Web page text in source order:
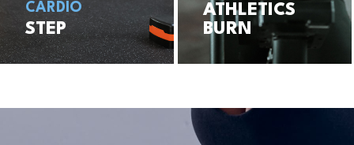
CARDIO
STEP
ATHLETICS
BURN